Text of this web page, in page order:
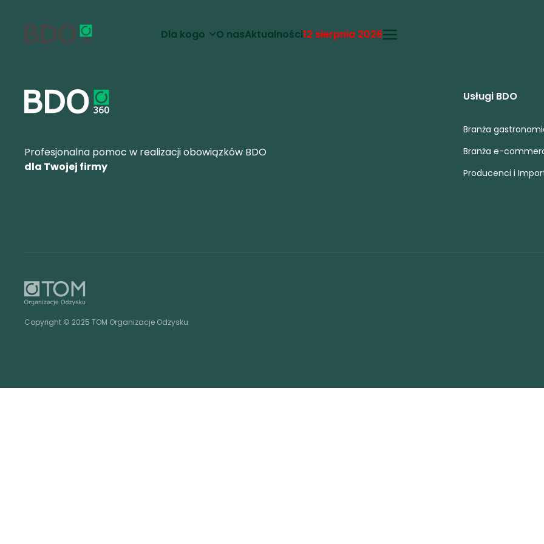
Dla kogo O nasAktualności12 sierpnia 2026
Profesjonalna pomoc w realizacji obowiązków BDO
dla Twojej firmy
Usługi BDO
Branża
Branża e-
Producenci i
Copyright © 2025 TOM Organizacje Odzysku